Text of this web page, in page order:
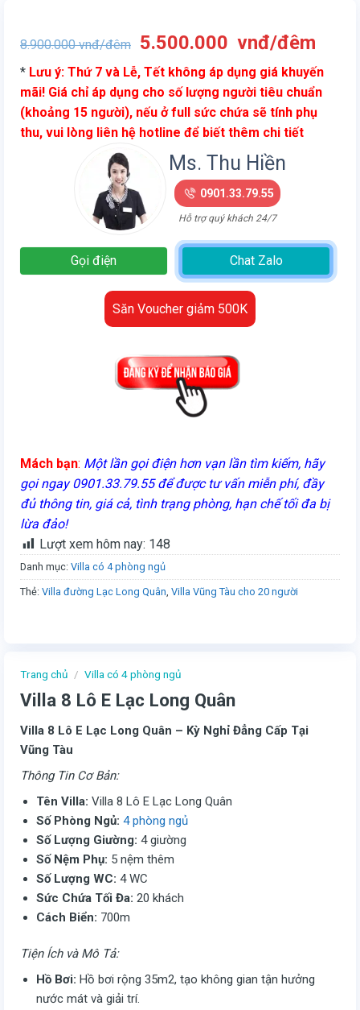
Trang chủ / Villa có 4 phòng ngủ
Villa 8 Lô E Lạc Long Quân
Villa 8 Lô E Lạc Long Quân – Kỳ Nghỉ Đẳng Cấp Tại
Vũng Tàu
Thông Tin Cơ Bản:
Tên Villa: Villa 8 Lô E Lạc Long Quân
Số Phòng Ngủ: 4 phòng ngủ
Số Lượng Giường: 4 giường
Số Nệm Phụ: 5 nệm thêm
Số Lượng WC: 4 WC
Sức Chứa Tối Đa: 20 khách
Cách Biển: 700m
Tiện Ích và Mô Tả:
Hồ Bơi: Hồ bơi rộng 35m2, tạo không gian tận hưởng
nước mát và giải trí.
8.900.000vnđ/đêm
Giá
gốc
là:
8.900.000
vnđ/
đêm.
5.500.000 vnđ/đêmGiá
hiện
tại
là:
* Lưu ý: Thứ 7 và Lễ, Tết không áp dụng giá khuyến
mãi! Giá chỉ áp dụng cho số lượng người tiêu chuẩn
(khoảng 15 người), nếu ở full sức chứa sẽ tính phụ
thu, vui lòng liên hệ hotline để biết thêm chi tiết
Ms. Thu Hiền
0901.33.79.55
Hỗ trợ quý khách 24/7
Gọi điện Chat Zalo
Săn Voucher giảm 500K
Mách bạn: Một lần gọi điện hơn vạn lần tìm kiếm, hãy
gọi ngay 0901.33.79.55 để được tư vấn miễn phí, đầy
đủ thông tin, giá cả, tình trạng phòng, hạn chế tối đa bị
lừa đảo!
Lượt xem hôm nay: 148
Danh mục: Villa có 4 phòng ngủ
Thẻ: Villa đường Lạc Long Quân, Villa Vũng Tàu cho 20 người